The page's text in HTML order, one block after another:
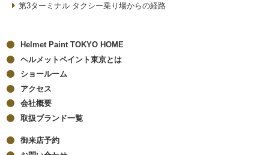
第3ターミナル タクシー乗り場からの経路
Helmet Paint TOKYO HOME
ヘルメットペイント東京とは
ショールーム
アクセス
会社概要
取扱ブランド一覧
御来店予約